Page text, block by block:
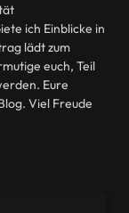
ich Einblicke in
lädt zum
euch, Teil
Eure
Viel Freude